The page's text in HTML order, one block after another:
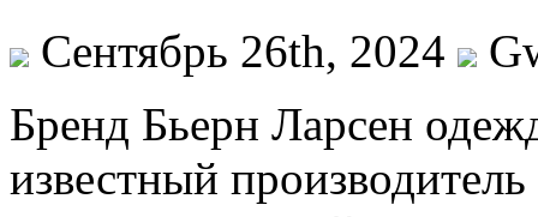
Сентябрь 26th, 2024
Брeнд Бьeрн Лaрсeн
известный